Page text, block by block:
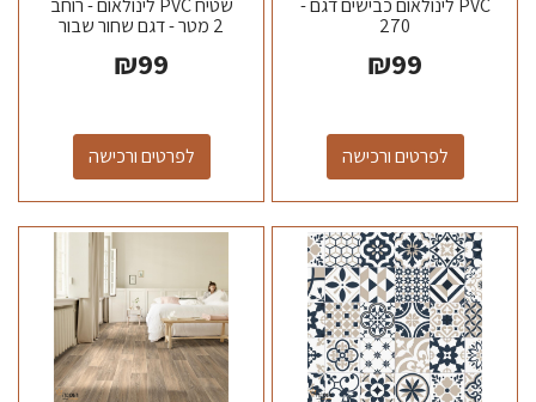
PVC לינולאום כבישים דגם -
270
₪99
לפרטים ורכישה
שטיח PVC לינולאום - רוחב
2 מטר - דגם שחור שבור
₪99
לפרטים ורכישה